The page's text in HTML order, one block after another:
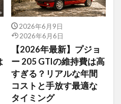
2026年6月9日
2026年6月6日
【2026年最新】プジョ
ー 205 GTIの維持費は高
すぎる？リアルな年間
コストと手放す最適な
タイミング